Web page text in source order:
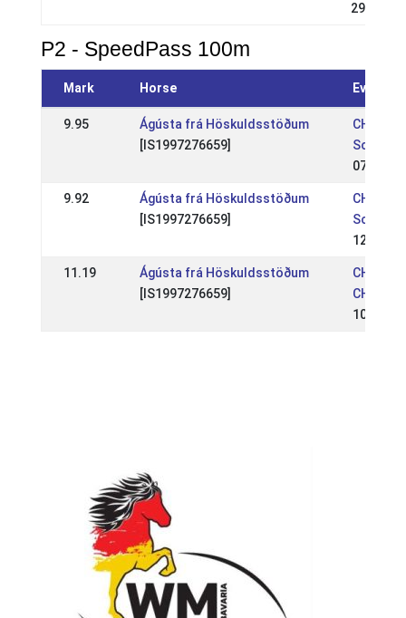
29 May
P2 - SpeedPass 100m
Mark Horse Event
9.95
Ágústa frá Höskuldsstöðum
[IS1997276659]
CH:
07 Jul
9.92
Ágústa frá Höskuldsstöðum
[IS1997276659]
CH:
12 Aug
11.19
Ágústa frá Höskuldsstöðum
[IS1997276659]
CH:
CH, 3
10 Jul